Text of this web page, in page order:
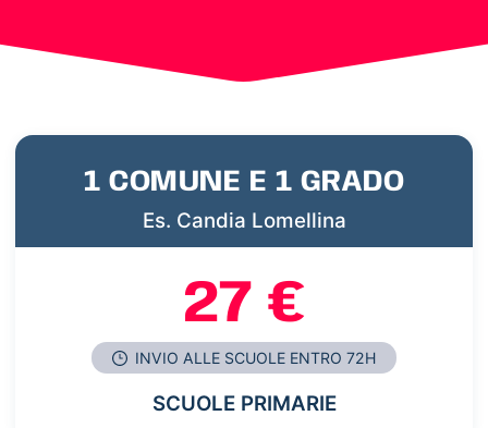
1 COMUNE E 1 GRADO
Es. Candia Lomellina
27 €
INVIO ALLE SCUOLE ENTRO 72H
SCUOLE PRIMARIE